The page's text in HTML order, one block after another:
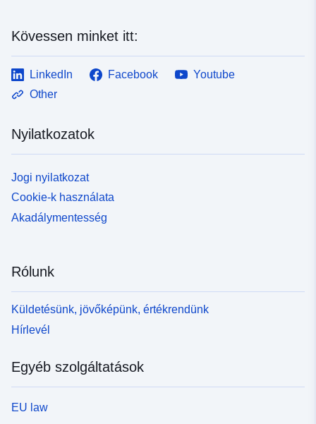
Kövessen minket itt:
LinkedIn Facebook
Youtube
Other
Nyilatkozatok
Jogi nyilatkozat
Cookie-k használata
Akadálymentesség
Rólunk
Küldetésünk, jövőképünk, értékrendünk
Hírlevél
Egyéb szolgáltatások
EU law